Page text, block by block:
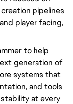
pipelines
player facing,
to help
generation of
systems that
and tools
at every